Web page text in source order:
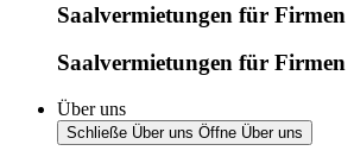
Saalvermietungen für Firmen
Saalvermietungen für Firmen
Über uns
Schließe Über uns Öffne Über uns